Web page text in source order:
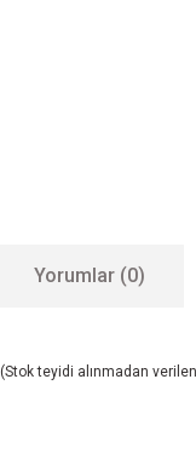
Yorumlar (0)
(Stok teyidi alınmadan